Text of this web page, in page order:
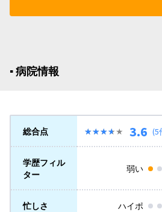
▪︎ 病院情報
総合点 ★★★★★
★★★★★ 3.6 (5
学歴フィル
ター
弱い
忙しさ ハイポ